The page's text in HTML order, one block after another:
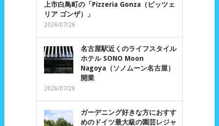
上市白鳥町の「Pizzeria Gonza（ピッツェ
リア ゴンザ）」
2026/07/26
名古屋駅近くのライフスタイル
ホテル SONO Moon
Nagoya（ソノムーン名古屋）
開業
2026/07/26
ガーデニング好きな方におすす
めのドイツ最大級の園芸レジャ